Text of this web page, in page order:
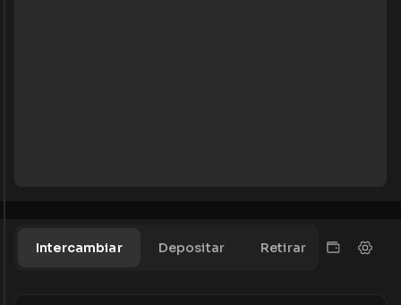
Intercambiar Depositar Retirar